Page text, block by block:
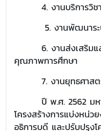
4. งานบริการวิชา
5. งานพัฒนาระ
6. งานส่งเสริมและ
คุณภาพการศึกษา
7. งานยุทธศาสตร์
ปี พ.ศ. 2562 มหาวิ
โครงสร้างการแบ่งหน่ว
อธิการบดี และปรับปรุง